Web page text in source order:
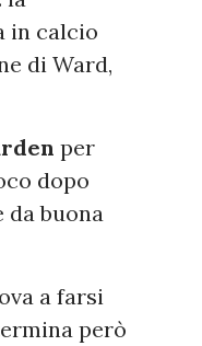
in calcio
di Ward,
per
dopo
buona
a farsi
però